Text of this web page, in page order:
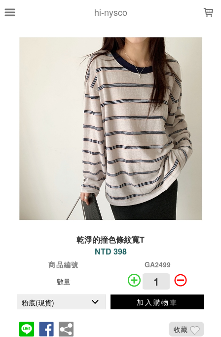
hi-nysco
乾淨的撞色條紋寬T
NTD 398
商品編號
GA2499
數量
加入購物車
收藏